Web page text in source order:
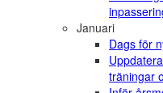
Januari
Dags för
träningar